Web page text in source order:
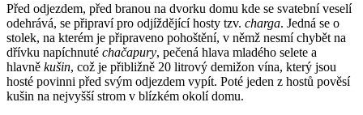
Před odjezdem, před branou na dvorku domu kde se svatební veselí
odehrává, se připraví pro odjíždějící hosty tzv. charga. Jedná se o
stolek, na kterém je připraveno pohoštění, v němž nesmí chybět na
dřívku napíchnuté chačapury, pečená hlava mladého selete a
hlavně kušin, což je přibližně 20 litrový demižon vína, který jsou
hosté povinni před svým odjezdem vypít. Poté jeden z hostů pověsí
kušin na nejvyšší strom v blízkém okolí domu.